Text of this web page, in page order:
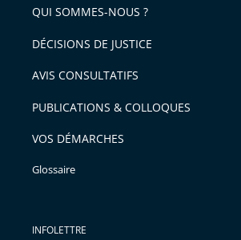
QUI SOMMES-NOUS ?
DÉCISIONS DE JUSTICE
AVIS CONSULTATIFS
PUBLICATIONS & COLLOQUES
VOS DÉMARCHES
Glossaire
INFOLETTRE